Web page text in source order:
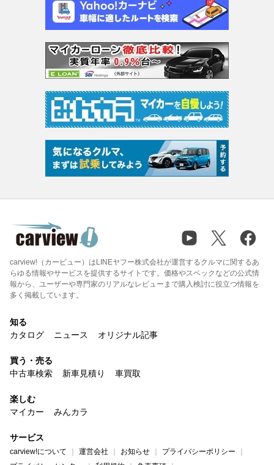
carview!（カービュー）はLINEヤフー株式会社が運営するクルマに関するあ
らゆる情報やサービスを提供するサイトです。価格やスペックなどの公式情
報から、ユーザーや専門家のリアルなレビューまで購入検討に役立つ情報を
多く掲載しています。
知る
カタログ
ニュース オリジナル記事
買う・売る
中古車検索
新車見積り 車買取
楽しむ
マイカー
みんカラ
サービス
carview!について 運営会社 お知らせ
プライバシーポリシー